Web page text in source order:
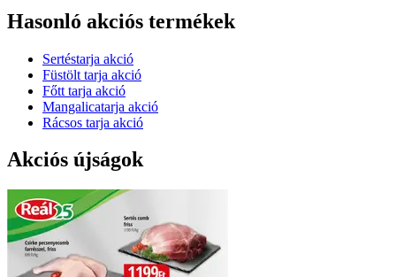
Hasonló akciós termékek
Sertéstarja akció
Füstölt tarja akció
Főtt tarja akció
Mangalicatarja akció
Rácsos tarja akció
Akciós újságok